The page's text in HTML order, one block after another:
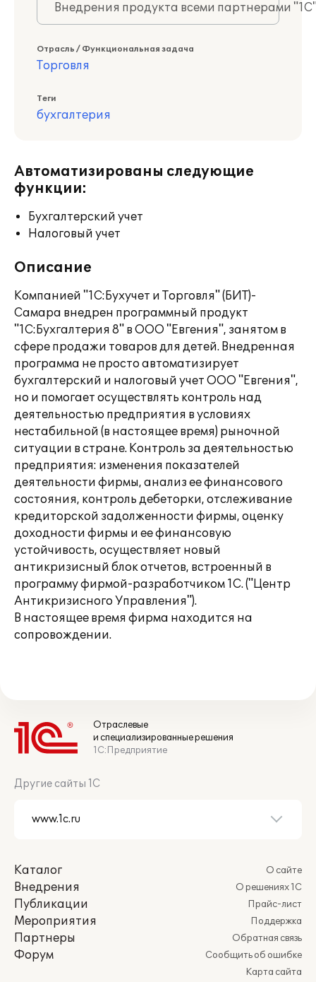
Внедрения продукта всеми партнерами
Отрасль / Функциональная задача
Торговля
Теги
бухгалтерия
Автоматизированы следующие
функции:
Бухгалтерский учет
Налоговый учет
Описание
Компанией "1С:Бухучет и Торговля" (БИТ)-
Самара внедрен программный продукт
"1С:Бухгалтерия 8" в ООО "Евгения", занятом в
сфере продажи товаров для детей. Внедренная
программа не просто автоматизирует
бухгалтерский и налоговый учет ООО "Евгения",
но и помогает осуществлять контроль над
деятельностью предприятия в условиях
нестабильной (в настоящее время) рыночной
ситуации в стране. Контроль за деятельностью
предприятия: изменения показателей
деятельности фирмы, анализ ее финансового
состояния, контроль дебеторки, отслеживание
кредиторской задолженности фирмы, оценку
доходности фирмы и ее финансовую
устойчивость, осуществляет новый
антикризисный блок отчетов, встроенный в
программу фирмой-разработчиком 1С. ("Центр
Антикризисного Управления").
В настоящее время фирма находится на
сопровождении.
Отраслевые
и специализированные решения
1С:Предприятие
Другие сайты 1С
Каталог
Внедрения
Публикации
Мероприятия
Партнеры
Форум
О сайте
О решениях 1С
Прайс-лист
Поддержка
Обратная связь
Сообщить об ошибке
Карта сайта